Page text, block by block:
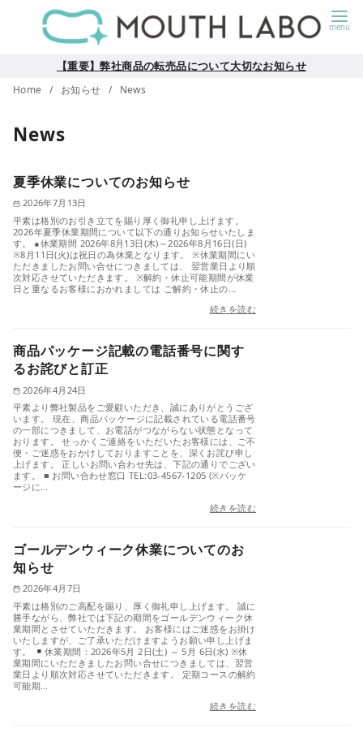
【重要】弊社商品の転売品について大切なお知らせ
Home お知らせ News
News
夏季休業についてのお知らせ
2026年7月13日
平素は格別のお引き立てを賜り厚く御礼申し上げます。
2026年夏季休業期間について以下の通りお知らせいたしま
す。 ●休業期間 2026年8月13日(木)～2026年8月16日(日)
※8月11日(火)は祝日の為休業となります。 ※休業期間にい
ただきましたお問い合せにつきましては、 翌営業日より順
次対応させていただきます。 ※解約・休止可能期間が休業
日と重なるお客様におかれましては ご解約・休止の…
続きを読む
商品パッケージ記載の電話番号に関す
るお詫びと訂正
2026年4月24日
平素より弊社製品をご愛顧いただき、誠にありがとうござ
います。 現在、商品パッケージに記載されている電話番号
の一部につきまして、お電話がつながらない状態となって
おります。 せっかくご連絡をいただいたお客様には、ご不
便・ご迷惑をおかけしておりますことを、深くお詫び申し
上げます。 正しいお問い合わせ先は、下記の通りでござい
ます。 ■ お問い合わせ窓口 TEL:03-4567-1205 (※パッケ
ージに…
続きを読む
ゴールデンウィーク休業についてのお
知らせ
2026年4月7日
平素は格別のご高配を賜り、厚く御礼申し上げます。 誠に
勝手ながら、弊社では下記の期間をゴールデンウィーク休
業期間とさせていただきます。 お客様にはご迷惑をお掛け
いたしますが、ご了承いただけますようお願い申し上げま
す。
休業期間：2026年5月 2日(土) ～ 5月 6日(水) ※休
業期間にいただきましたお問い合せにつきましては、翌営
業日より順次対応させていただきます。 定期コースの解約
可能期…
続きを読む